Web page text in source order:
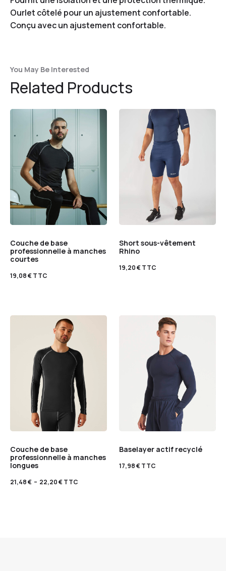
Ourlet côtelé pour un ajustement confortable.
Conçu avec un ajustement confortable.
You May Be Interested
Related Products
Couche de base
professionnelle à manches
courtes
19,08€TTC
Short sous-vêtement
Rhino
19,20€TTC
Couche de base
professionnelle à manches
longues
21,48€ – 22,20€TTC
Baselayer actif recyclé
17,98€TTC